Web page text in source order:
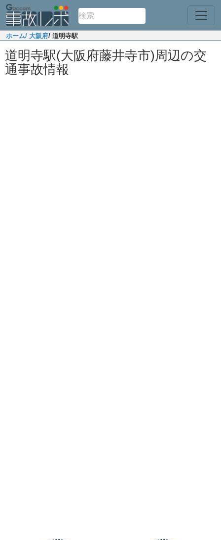
ホーム/ 大阪府/ 道明寺駅
道明寺駅(大阪府藤井寺市)周辺の交
通事故情報